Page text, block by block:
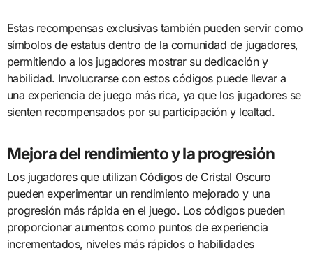
Estas recompensas exclusivas también pueden servir como
símbolos de estatus dentro de la comunidad de jugadores,
permitiendo a los jugadores mostrar su dedicación y
habilidad. Involucrarse con estos códigos puede llevar a
una experiencia de juego más rica, ya que los jugadores se
sienten recompensados por su participación y lealtad.
Mejora del rendimiento y la progresión
Los jugadores que utilizan Códigos de Cristal Oscuro
pueden experimentar un rendimiento mejorado y una
progresión más rápida en el juego. Los códigos pueden
proporcionar aumentos como puntos de experiencia
incrementados, niveles más rápidos o habilidades